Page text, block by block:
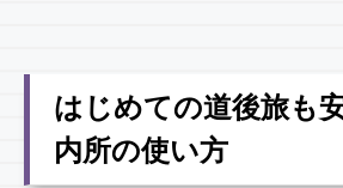
はじめての道後旅も
内所の使い方